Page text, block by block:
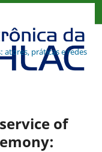
atores, práticas e redes
of